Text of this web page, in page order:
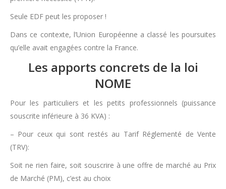
Seule EDF peut les proposer !
Dans ce contexte, l’Union Européenne a classé les poursuites
qu’elle avait engagées contre la France.
Les apports concrets de la loi
NOME
Pour les particuliers et les petits professionnels (puissance
souscrite inférieure à 36 KVA) :
– Pour ceux qui sont restés au Tarif Réglementé de Vente
(TRV):
Soit ne rien faire, soit souscrire à une offre de marché au Prix
de Marché (PM), c’est au choix